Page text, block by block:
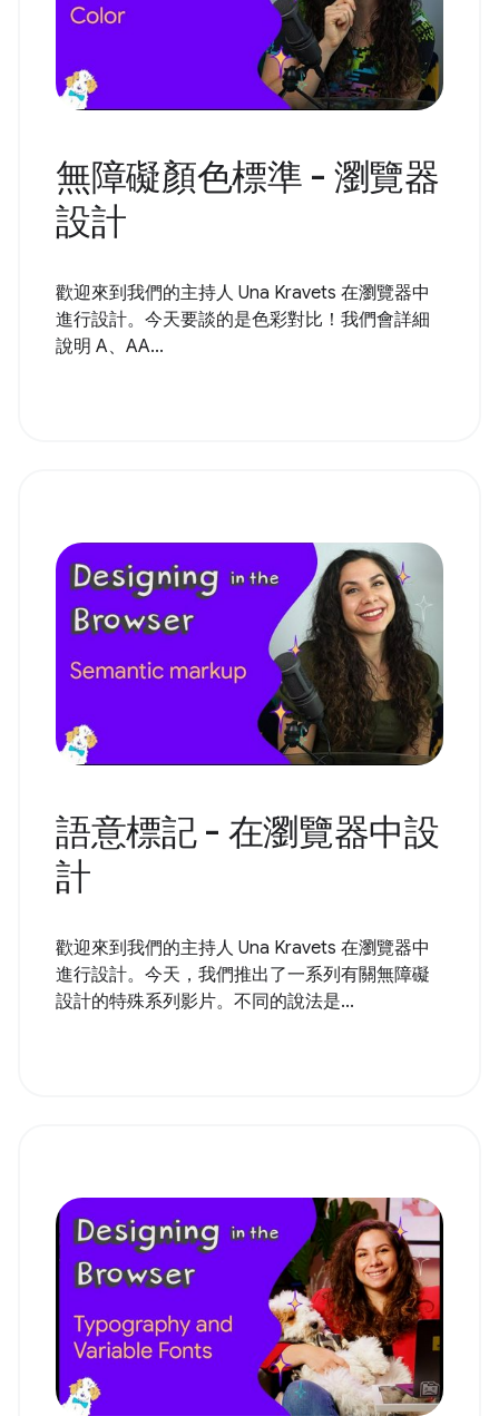
無障礙顏色標準 - 瀏覽器
設計
歡迎來到我們的主持人 Una Kravets 在瀏覽器中
進行設計。今天要談的是色彩對比！我們會詳細
說明 A、AA...
語意標記 - 在瀏覽器中設
計
歡迎來到我們的主持人 Una Kravets 在瀏覽器中
進行設計。今天，我們推出了一系列有關無障礙
設計的特殊系列影片。不同的說法是...